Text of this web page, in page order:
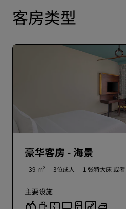
客房类型
豪华客房 - 海景
39 m² 3位成人 1 张特大床 或者
主要设施